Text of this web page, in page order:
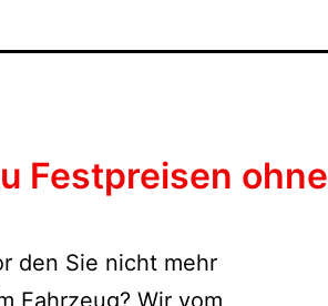
Festpreisen ohne
den Sie nicht mehr
Fahrzeug? Wir vom